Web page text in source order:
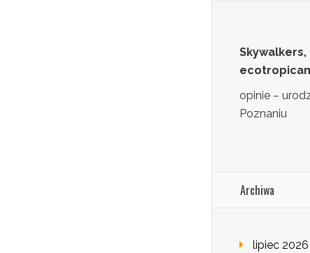
opinie –
Poznaniu
Archiwa
lipiec 2026